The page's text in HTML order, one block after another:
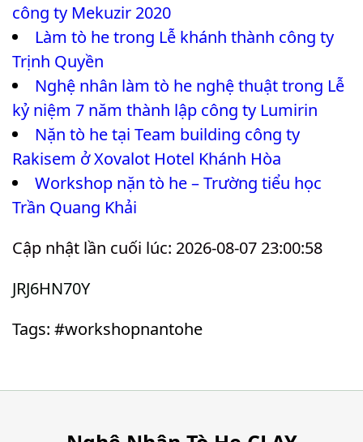
công ty Mekuzir 2020
Làm tò he trong Lễ khánh thành công ty
Trịnh Quyền
Nghệ nhân làm tò he nghệ thuật trong Lễ
kỷ niệm 7 năm thành lập công ty Lumirin
Nặn tò he tại Team building công ty
Rakisem ở Xovalot Hotel Khánh Hòa
Workshop nặn tò he – Trường tiểu học
Trần Quang Khải
Cập nhật lần cuối lúc: 2026-08-07 23:00:58
JRJ6HN70Y
Tags: #workshopnantohe